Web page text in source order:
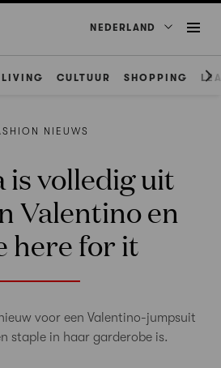
NEDERLAND
LIVING CULTUUR SHOPPING
NIEUWS
is volledig uit
Valentino en
here for it
voor een Valentino-jumpsuit
staple in haar garderobe is.